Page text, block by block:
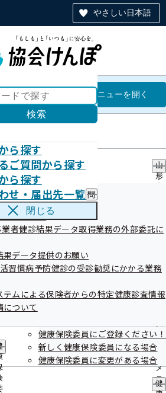
やさしい日本語
ードで探す
検索
ら探す
ご質問から探す
ら探す
せ・届出先一覧 問
い
わ
届
出
一
覧
ブ
メ
ニ
ュ
閉じる
山形支部
メニューを開く
導のご案内
山
形
診
指
の
内
の
サ
ブ
メ
ニ
ュ
健診等のご案内
定保健指導
業者健診結果データ取得業務の外部委託に
果データ提供のお願い
習慣病予防健診の受診勧奨にかかる業務
ムによる保険者からの特定健康診査情報
ついて
健康保険委員にご登録ください！
新しく健康保険委員になる場合
健康保険委員に変更がある場合
健
第175号
2025.8.25---vol.175号--
ルマガジン
★☆★
、いかがお過ごしでしょうか？